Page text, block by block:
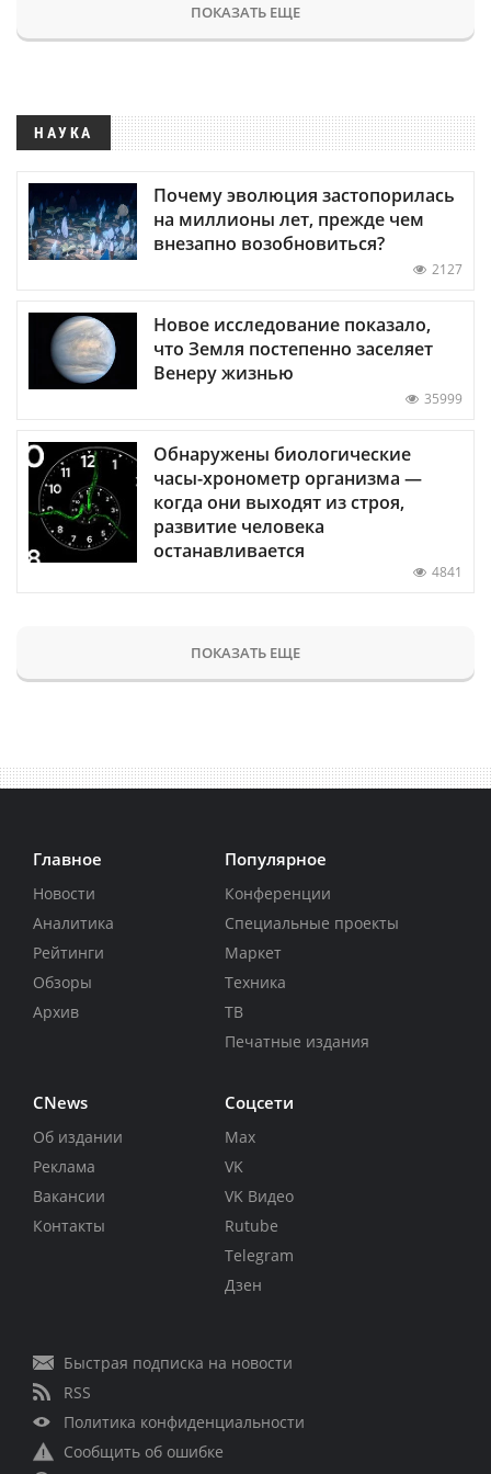
ПОКАЗАТЬ ЕЩЕ
НАУКА
Почему эволюция застопорилась
на миллионы лет, прежде чем
внезапно возобновиться?
2127
Новое исследование показало,
что Земля постепенно заселяет
Венеру жизнью
35999
Обнаружены биологические
часы-хронометр организма —
когда они выходят из строя,
развитие человека
останавливается
4841
ПОКАЗАТЬ ЕЩЕ
Главное
Новости
Аналитика
Рейтинги
Обзоры
Архив
Популярное
Конференции
Специальные проекты
Маркет
Техника
ТВ
Печатные издания
CNews
Об издании
Реклама
Вакансии
Контакты
Соцсети
Max
VK
VK Видео
Rutube
Telegram
Дзен
Быстрая подписка на новости
RSS
Политика конфиденциальности
Сообщить об ошибке